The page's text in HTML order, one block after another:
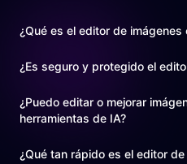
¿Qué es el editor de imágenes
¿Es seguro y protegido el
¿Puedo editar o mejorar
herramientas de IA?
¿Qué tan rápido es el editor